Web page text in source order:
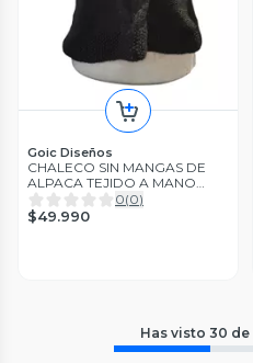
Goic Diseños
CHALECO SIN MANGAS DE
ALPACA TEJIDO A MANO
DISEÑO EXCLUSIVO
0(0)
$49.990
Has visto 30 de